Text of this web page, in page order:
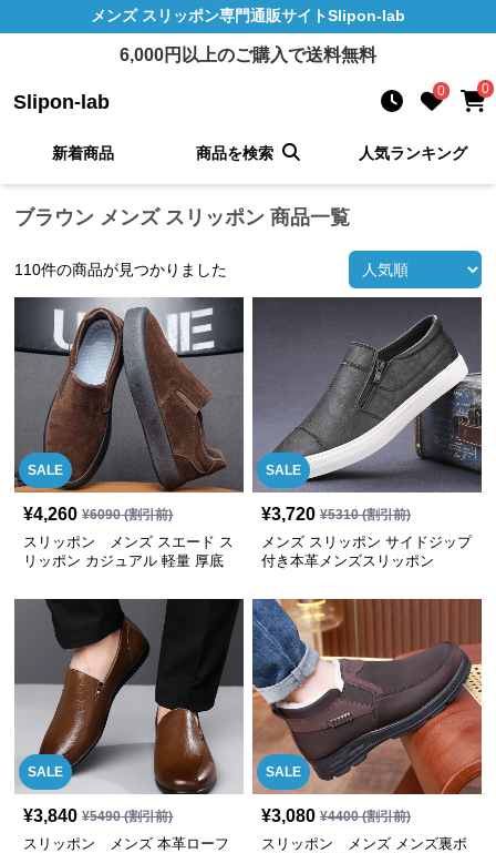
メンズ スリッポン専門通販サイトSlipon-lab
6,000円以上のご購入で送料無料
Slipon-lab 0 0
新着商品 商品を検索 人気ランキング
ブラウン メンズ スリッポン 商品一覧
110件の商品が見つかりました
SALE
¥4,260 ¥6090(割引前)
スリッポン メンズ スエード ス
リッポン カジュアル 軽量 厚底
SALE
¥3,720 ¥5310(割引前)
メンズ スリッポン サイドジップ
付き本革メンズスリッポン
SALE
¥3,840 ¥5490(割引前)
スリッポン メンズ 本革ローフ
SALE
¥3,080 ¥4400(割引前)
スリッポン メンズ メンズ裏ボ